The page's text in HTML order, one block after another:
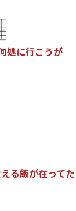
処に行こ うが
える飯が在ってた